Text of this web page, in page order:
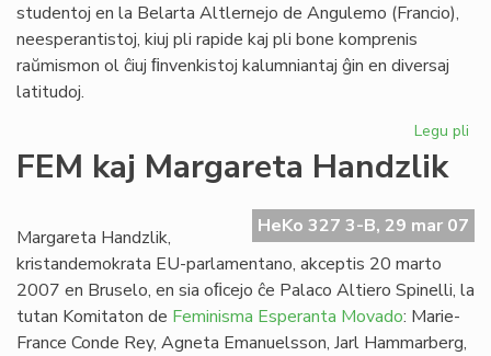
studentoj en la Belarta Altlernejo de Angulemo (Francio),
neesperantistoj, kiuj pli rapide kaj pli bone komprenis
raŭmismon ol ĉiuj ﬁnvenkistoj kalumniantaj ĝin en diversaj
latitudoj.
Legu pli
FEM kaj Margareta Handzlik
HeKo 327 3-B, 29 mar 07
Margareta Handzlik,
kristandemokrata EU-parlamentano, akceptis 20 marto
2007 en Bruselo, en sia oﬁcejo ĉe Palaco Altiero Spinelli, la
tutan Komitaton de Feminisma Esperanta Movado: Marie-
France Conde Rey, Agneta Emanuelsson, Jarl Hammarberg,